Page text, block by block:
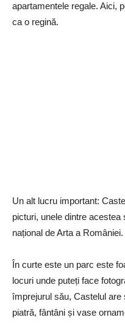
apartamentele regale. Aici,
ca o regină.
Un alt lucru important:
picturi, unele dintre
național de Arta a României.
În curte este un parc este
locuri unde puteți face
împrejurul său, Castelul
piatră, fântâni și vase